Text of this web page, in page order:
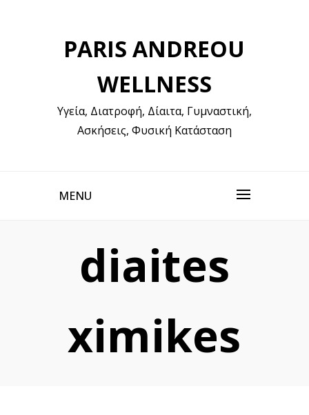
PARIS ANDREOU
WELLNESS
Υγεία, Διατροφή, Δίαιτα, Γυμναστική,
Ασκήσεις, Φυσική Κατάσταση
MENU
diaites
ximikes